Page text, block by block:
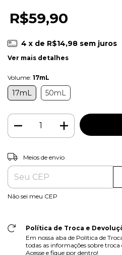
R$59,90
4 x de R$14,98 sem juros
Ver mais detalhes
Volume: 17mL
17mL 50mL
Entregas para o CEP:
Meios de envio
Não sei meu CEP
Política de Troca e
Em nossa aba de Política de
todas as informações sobre troca
Acesse e fique por dentro!